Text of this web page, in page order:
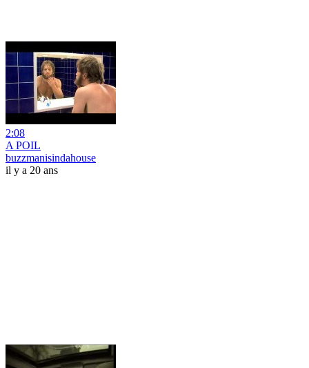
2:08
A POIL
buzzmanisindahouse
il y a 20 ans